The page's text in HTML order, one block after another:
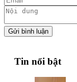
Gửi bình luận
Tin nổi bật